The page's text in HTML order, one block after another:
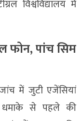
विश्वविद्यालय में
फोन, पांच सिम
में जुटी एजेंसियां
धमाके से पहले की